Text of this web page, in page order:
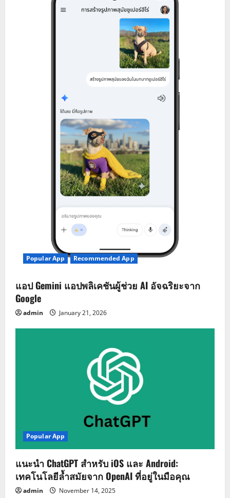
Popular App Recommended App
แอป Gemini แอปพลิเคชันผู้ช่วย AI อัจฉริยะจาก
Google
admin January 21, 2026
Popular App
แนะนำ ChatGPT สำหรับ iOS และ Android:
เทคโนโลยีล้ำสมัยจาก OpenAI ที่อยู่ในมือคุณ
admin November 14, 2025